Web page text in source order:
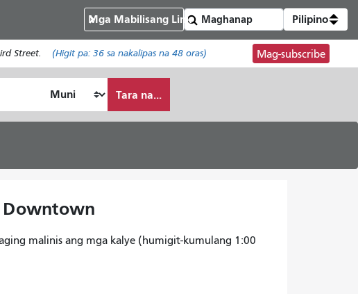
Mga Mabilisang Link Pilipino
Street. (Higit pa: 36sa nakalipas na 48 oras) Mag-subscribe
Tara na...
Downtown
malinis ang mga kalye (humigit-kumulang 1:00